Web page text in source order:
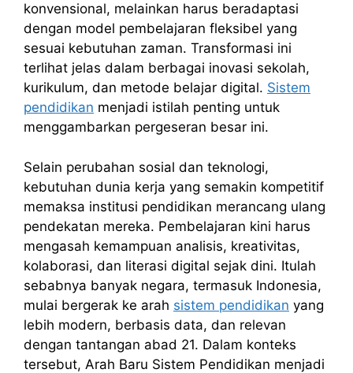
konvensional, melainkan harus beradaptasi
dengan model pembelajaran fleksibel yang
sesuai kebutuhan zaman. Transformasi ini
terlihat jelas dalam berbagai inovasi sekolah,
kurikulum, dan metode belajar digital. Sistem
pendidikan menjadi istilah penting untuk
menggambarkan pergeseran besar ini.
Selain perubahan sosial dan teknologi,
kebutuhan dunia kerja yang semakin kompetitif
memaksa institusi pendidikan merancang ulang
pendekatan mereka. Pembelajaran kini harus
mengasah kemampuan analisis, kreativitas,
kolaborasi, dan literasi digital sejak dini. Itulah
sebabnya banyak negara, termasuk Indonesia,
mulai bergerak ke arah sistem pendidikan yang
lebih modern, berbasis data, dan relevan
dengan tantangan abad 21. Dalam konteks
tersebut, Arah Baru Sistem Pendidikan menjadi